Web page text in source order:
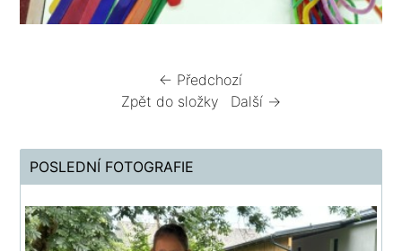
← Předchozí
Zpět do složky
Další →
POSLEDNÍ FOTOGRAFIE